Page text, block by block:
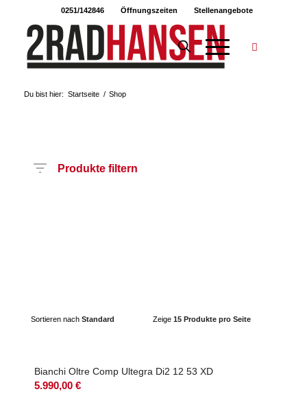
0251/142846 Öffnungszeiten Stellenangebote
Du bist hier: Startseite / Shop
Produkte filtern
Sortieren nach Standard Zeige 15 Produkte pro Seite
Bianchi Oltre Comp Ultegra Di2 12 53 XD
5.990,00 €